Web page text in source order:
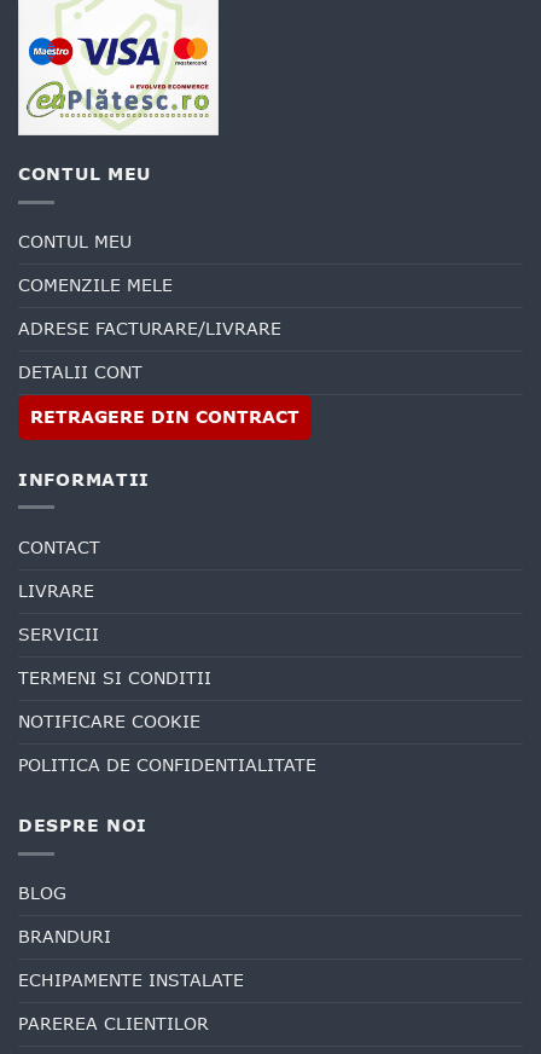
CONTUL MEU
CONTUL MEU
COMENZILE MELE
ADRESE FACTURARE/LIVRARE
DETALII CONT
RETRAGERE DIN CONTRACT
INFORMATII
CONTACT
LIVRARE
SERVICII
TERMENI SI CONDITII
NOTIFICARE COOKIE
POLITICA DE CONFIDENTIALITATE
DESPRE NOI
BLOG
BRANDURI
ECHIPAMENTE INSTALATE
PAREREA CLIENTILOR